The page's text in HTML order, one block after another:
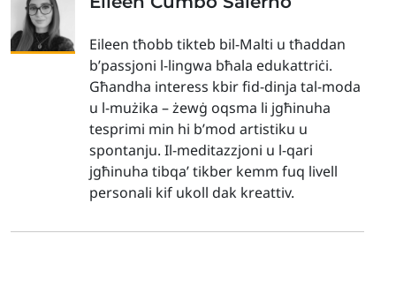
Eileen tħobb tikteb bil-Malti u tħaddan
b’passjoni l-lingwa bħala edukattriċi.
Għandha interess kbir fid-dinja tal-moda
u l-mużika – żewġ oqsma li jgħinuha
tesprimi min hi b’mod artistiku u
spontanju. Il-meditazzjoni u l-qari
jgħinuha tibqa’ tikber kemm fuq livell
personali kif ukoll dak kreattiv.